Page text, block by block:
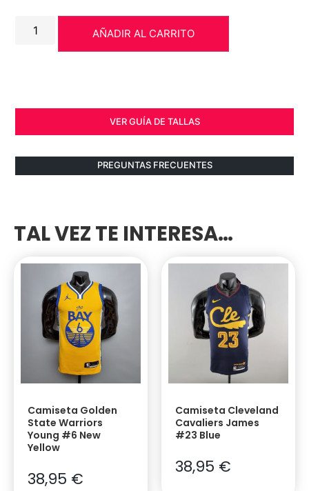
AÑADIR AL CARRITO
VER GUÍA DE TALLAS
PREGUNTAS FRECUENTES
TAL VEZ TE INTERESA…
Camiseta Golden
State Warriors
Young #6 New
Yellow
38,95 €
Camiseta Cleveland
Cavaliers James
#23 Blue
38,95 €